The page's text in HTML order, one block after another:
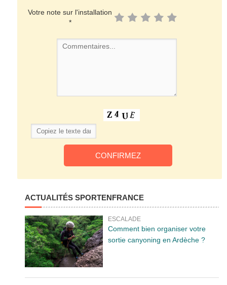
Votre note sur l'installation
*
ACTUALITÉS SPORTENFRANCE
ESCALADE
Comment bien organiser votre
sortie canyoning en Ardèche ?